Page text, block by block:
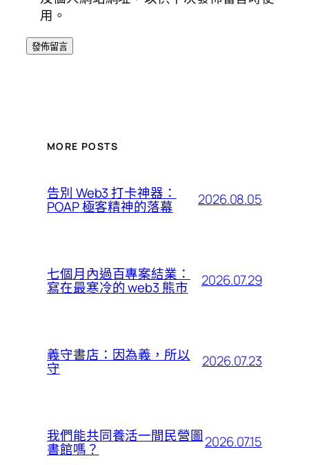
用。
MORE POSTS
告別 Web3 打卡神器：
POAP 極客精神的落幕 2026.08.05
七個月內過百專案結業：
寫在最寒冷的 web3 熊市 2026.07.29
義守書店：因為義，所以
守 2026.07.23
我們能共同養活一間民營圖
書館嗎？ 2026.07.15